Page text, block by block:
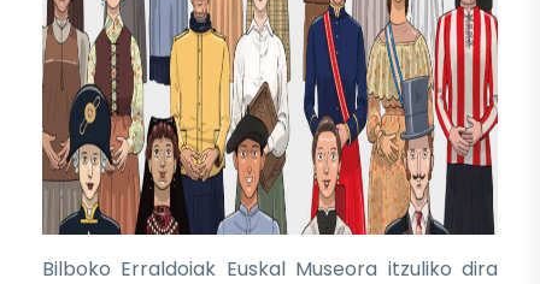
Bilboko Erraldoiak Euskal Museora itzuliko dira